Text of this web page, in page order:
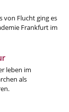
von Flucht ging es
Frankfurt im
leben im
als